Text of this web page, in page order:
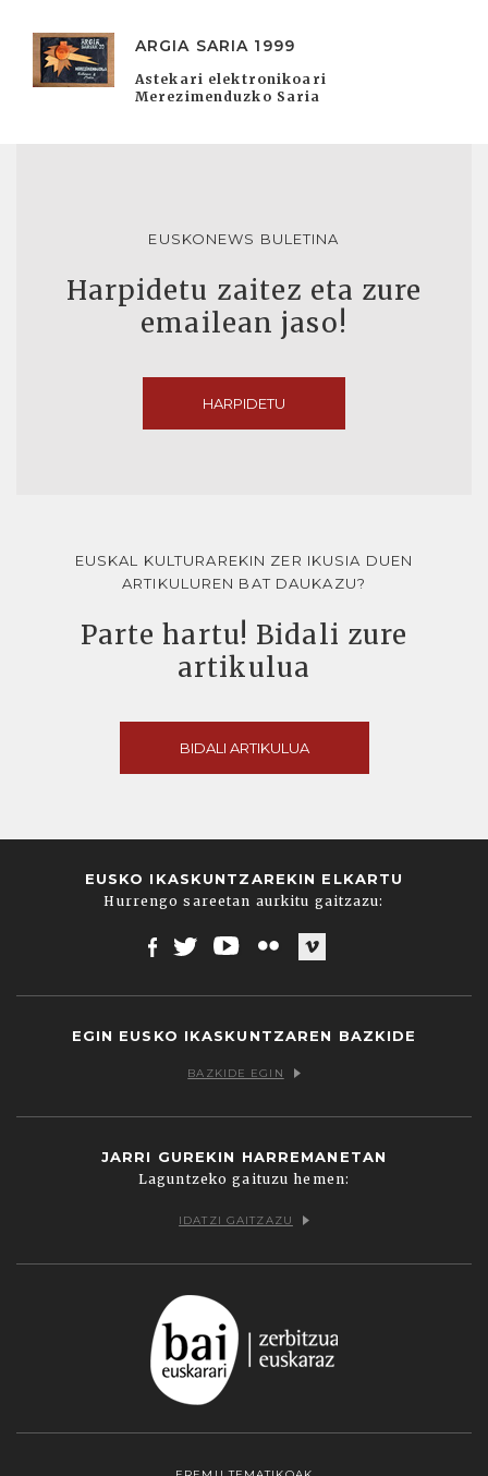
ARGIA SARIA 1999
Astekari elektronikoari
Merezimenduzko Saria
EUSKONEWS BULETINA
Harpidetu zaitez eta zure
emailean jaso!
HARPIDETU
EUSKAL KULTURAREKIN ZER IKUSIA DUEN
ARTIKULUREN BAT DAUKAZU?
Parte hartu! Bidali zure
artikulua
BIDALI ARTIKULUA
EUSKO IKASKUNTZAREKIN ELKARTU
Hurrengo sareetan aurkitu gaitzazu:
EGIN EUSKO IKASKUNTZAREN BAZKIDE
BAZKIDE EGIN
JARRI GUREKIN HARREMANETAN
Laguntzeko gaituzu hemen:
IDATZI GAITZAZU